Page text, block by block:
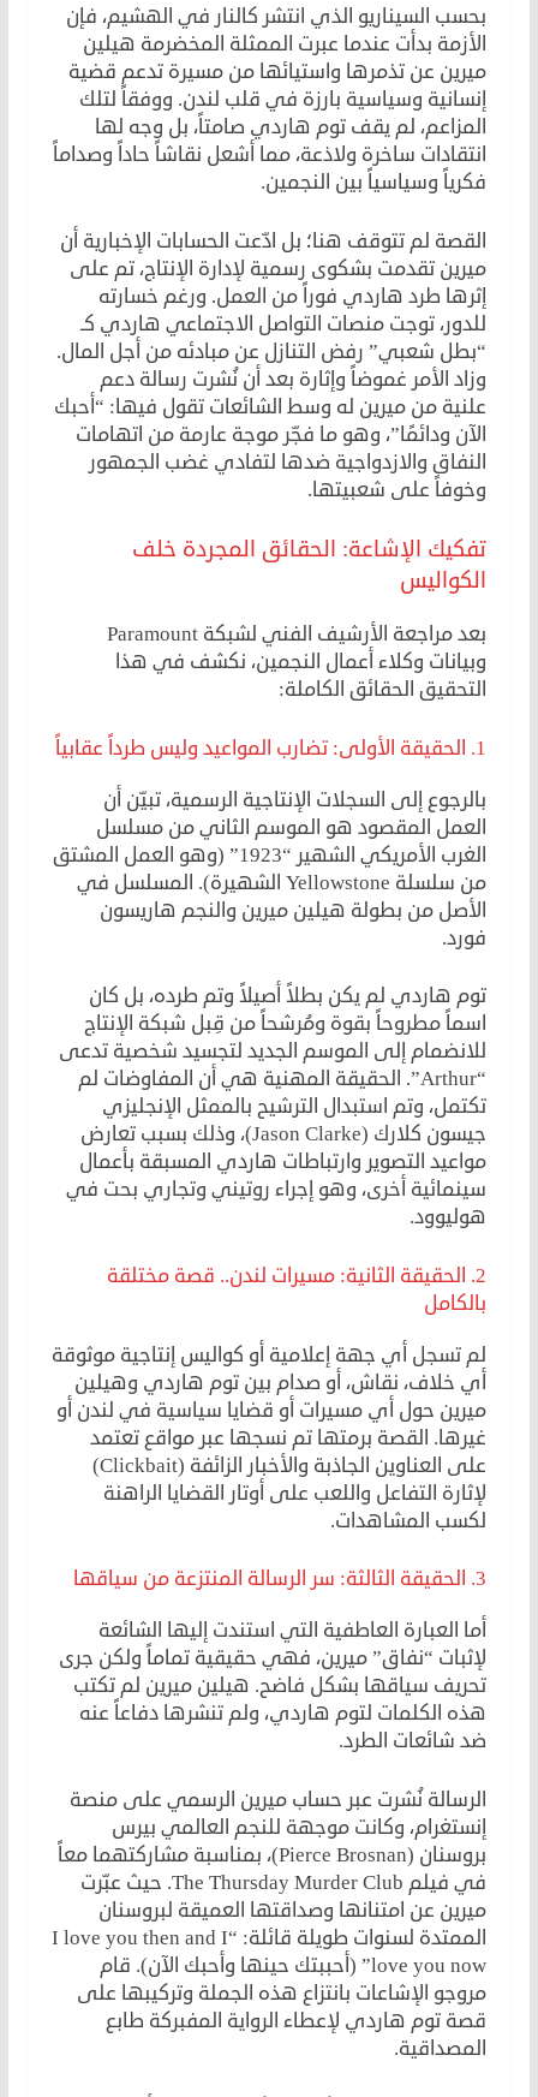
بحسب السيناريو الذي انتشر كالنار في الهشيم، فإن
الأزمة بدأت عندما عبرت الممثلة المخضرمة هيلين
ميرين عن تذمرها واستيائها من مسيرة تدعم قضية
إنسانية وسياسية بارزة في قلب لندن. ووفقاً لتلك
المزاعم، لم يقف توم هاردي صامتاً، بل وجه لها
انتقادات ساخرة ولاذعة، مما أشعل نقاشاً حاداً وصداماً
فكرياً وسياسياً بين النجمين.
القصة لم تتوقف هنا؛ بل ادّعت الحسابات الإخبارية أن
ميرين تقدمت بشكوى رسمية لإدارة الإنتاج، تم على
إثرها طرد هاردي فوراً من العمل. ورغم خسارته
للدور، توجت منصات التواصل الاجتماعي هاردي كـ
“بطل شعبي” رفض التنازل عن مبادئه من أجل المال.
وزاد الأمر غموضاً وإثارة بعد أن نُشرت رسالة دعم
علنية من ميرين له وسط الشائعات تقول فيها: “أحبك
الآن ودائمًا”، وهو ما فجّر موجة عارمة من اتهامات
النفاق والازدواجية ضدها لتفادي غضب الجمهور
وخوفاً على شعبيتها.
تفكيك الإشاعة: الحقائق المجردة خلف
الكواليس
بعد مراجعة الأرشيف الفني لشبكة Paramount
وبيانات وكلاء أعمال النجمين، نكشف في هذا
التحقيق الحقائق الكاملة:
1. الحقيقة الأولى: تضارب المواعيد وليس طرداً عقابياً
بالرجوع إلى السجلات الإنتاجية الرسمية، تبيّن أن
العمل المقصود هو الموسم الثاني من مسلسل
الغرب الأمريكي الشهير “1923” (وهو العمل المشتق
من سلسلة Yellowstone الشهيرة). المسلسل في
الأصل من بطولة هيلين ميرين والنجم هاريسون
فورد.
توم هاردي لم يكن بطلاً أصيلاً وتم طرده، بل كان
اسماً مطروحاً بقوة ومُرشحاً من قِبل شبكة الإنتاج
للانضمام إلى الموسم الجديد لتجسيد شخصية تدعى
“Arthur”. الحقيقة المهنية هي أن المفاوضات لم
تكتمل، وتم استبدال الترشيح بالممثل الإنجليزي
جيسون كلارك (Jason Clarke)، وذلك بسبب تعارض
مواعيد التصوير وارتباطات هاردي المسبقة بأعمال
سينمائية أخرى، وهو إجراء روتيني وتجاري بحت في
هوليوود.
2. الحقيقة الثانية: مسيرات لندن.. قصة مختلقة
بالكامل
لم تسجل أي جهة إعلامية أو كواليس إنتاجية موثوقة
أي خلاف، نقاش، أو صدام بين توم هاردي وهيلين
ميرين حول أي مسيرات أو قضايا سياسية في لندن أو
غيرها. القصة برمتها تم نسجها عبر مواقع تعتمد
على العناوين الجاذبة والأخبار الزائفة (Clickbait)
لإثارة التفاعل واللعب على أوتار القضايا الراهنة
لكسب المشاهدات.
3. الحقيقة الثالثة: سر الرسالة المنتزعة من سياقها
أما العبارة العاطفية التي استندت إليها الشائعة
لإثبات “نفاق” ميرين، فهي حقيقية تماماً ولكن جرى
تحريف سياقها بشكل فاضح. هيلين ميرين لم تكتب
هذه الكلمات لتوم هاردي، ولم تنشرها دفاعاً عنه
ضد شائعات الطرد.
الرسالة نُشرت عبر حساب ميرين الرسمي على منصة
إنستغرام، وكانت موجهة للنجم العالمي بيرس
بروسنان (Pierce Brosnan)، بمناسبة مشاركتهما معاً
في فيلم The Thursday Murder Club. حيث عبّرت
ميرين عن امتنانها وصداقتها العميقة لبروسنان
الممتدة لسنوات طويلة قائلة: “I love you then and I
love you now” (أحببتك حينها وأحبك الآن). قام
مروجو الإشاعات بانتزاع هذه الجملة وتركيبها على
قصة توم هاردي لإعطاء الرواية المفبركة طابع
المصداقية.